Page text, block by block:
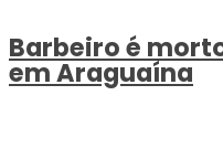
Barbeiro é
em Araguaína